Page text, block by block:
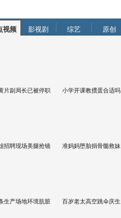
视频 影视剧 综艺 原创
片副局长已被停职 小学开课教掼蛋合适吗
招聘现场美腿抢镜 准妈妈堕胎捐骨髓救妹
生产场地环境肮脏 百岁老太高空跳伞庆生